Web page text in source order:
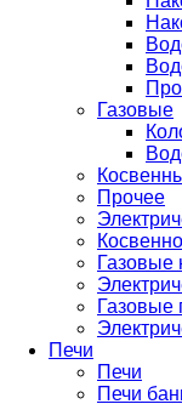
Газовые
Прочее
Газовые
Газовые
Печи
Печи
Печи